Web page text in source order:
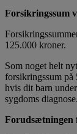
Forsikringssum
125.000 kroner.
Som noget helt
forsikringssum på
hvis dit barn
sygdoms diagnose.
Forudsætningen